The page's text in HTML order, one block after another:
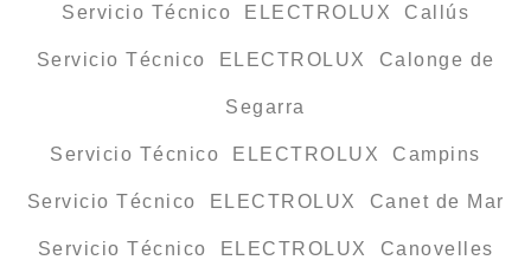
Servicio Técnico ELECTROLUX Callús
Servicio Técnico ELECTROLUX Calonge de
Segarra
Servicio Técnico ELECTROLUX Campins
Servicio Técnico ELECTROLUX Canet de Mar
Servicio Técnico ELECTROLUX Canovelles